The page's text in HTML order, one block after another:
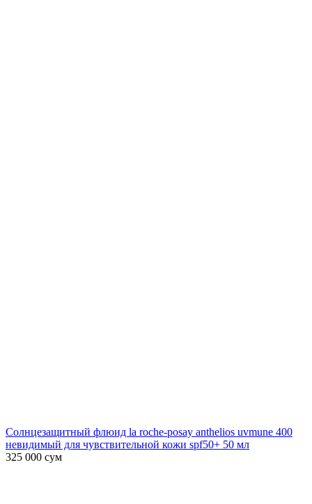
Солнцезащитный флюид la roche-posay anthelios uvmune 400
невидимый для чувствительной кожи spf50+ 50 мл
325 000 сум